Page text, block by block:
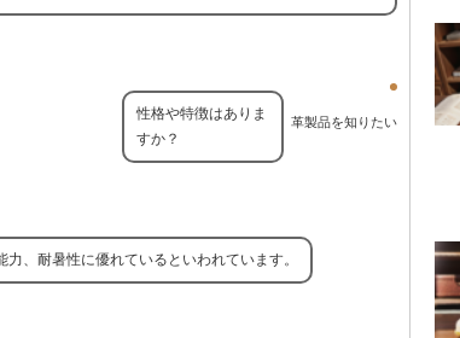
革製品を知りたい
性格や特徴はありま
すか？
、耐暑性に優れているといわれています。